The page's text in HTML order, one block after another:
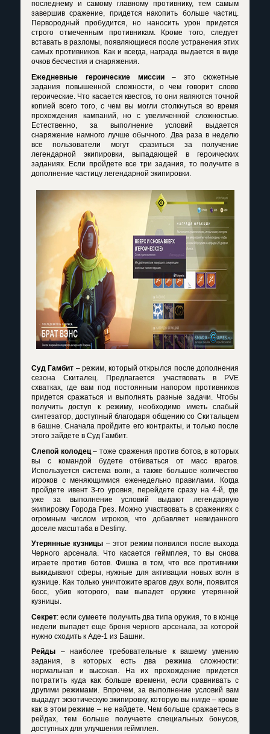
последнему и самому главному противнику, тем самым
завершив сражение, придется накопить больше частиц.
Первородный пробудится, но наносить урон придется
строго отмеченным противникам. Кроме того, следует
вставать в разломы, появляющиеся после устранения этих
самых противников. Как и всегда, награда выдается в виде
очков бесчестия и снаряжения.
Ежедневные героические миссии– это сюжетные
задания повышенной сложности, о чем говорит слово
героические. Что касается квестов, то они являются точной
копией всего того, с чем вы могли столкнуться во время
прохождения кампаний, но с увеличенной сложностью.
Естественно, за выполнение условий выдается
снаряжение намного лучше обычного. Два раза в неделю
все пользователи могут сразиться за получение
легендарной экипировки, выпадающей в героических
заданиях. Если пройдете все три задания, то получите в
дополнение частицу легендарной экипировки.
Суд Гамбит – режим, который открылся после дополнения
сезона Скиталец. Предлагается участвовать в
PVE
схватках, где вам под постоянным напором противников
придется сражаться и выполнять разные задачи. Чтобы
получить доступ к режиму, необходимо иметь слабый
синтезатор, доступный благодаря общению со Скитальцем
в башне. Сначала пройдите его контракты, и только после
этого зайдете в Суд Гамбит.
Слепой колодец– тоже сражения против ботов, в которых
вы с командой будете отбиваться от масс врагов.
Используется система волн, а также большое количество
игроков с меняющимися еженедельно правилами. Когда
пройдете ивент 3-го уровня, перейдете сразу на 4-й, где
уже за выполнение условий выдают легендарную
экипировку Города Грез. Можно участвовать в сражениях с
огромным числом игроков, что добавляет невиданного
доселе масштаба в Destiny
Утерянные кузницы – этот режим появился после выхода
Черного арсенала. Что касается геймплея, то вы снова
играете против ботов. Фишка в том, что все противники
выкидывают сферы, нужные для активации новых волн в
кузнице. Как только уничтожите врагов двух волн, появится
босс, убив которого, вам выпадет оружие утерянной
кузницы.
Секрет: если сумеете получить два типа оружия, то в конце
недели выпадет еще броня черного арсенала, за которой
нужно сходить к Аде-1 из Башни.
Рейды – наиболее требовательные к вашему умению
задания, в которых есть два режима сложности:
нормальная и высокая. На их прохождение придется
потратить куда как больше времени, если сравнивать с
другими режимами. Впрочем, за выполнение условий вам
выдадут экзотическую экипировку, которую вы нигде – кроме
как в этом режиме – не найдете. Чем больше сражаетесь в
рейдах, тем больше получаете специальных бонусов,
доступных для улучшения геймплея.